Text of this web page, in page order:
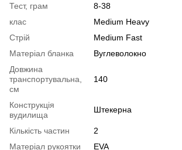
Тест, грам
8-38
клас
Medium Heavy
Стрій
Medium Fast
Матеріал бланка
Вуглеволокно
Довжина
транспортувальна,
см
140
Конструкція
вудилища
Штекерна
Кількість частин
2
Матеріал рукоятки
EVA